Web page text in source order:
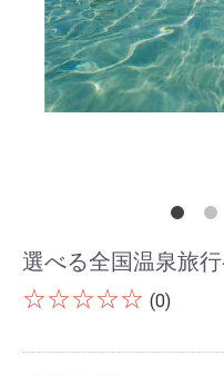
選べる全国温泉旅
☆☆☆☆☆ (0)